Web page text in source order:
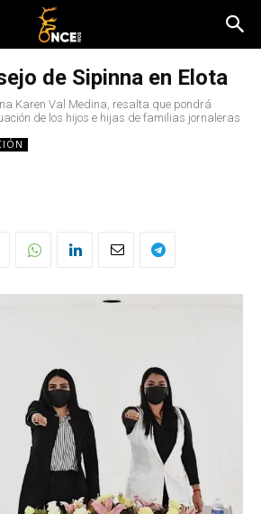
de Sipinna en Elota
Karen Val Medina, resalta que pondrá
de los hijos e hijas de familias jornaleras